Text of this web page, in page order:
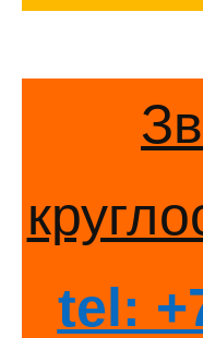
tel: